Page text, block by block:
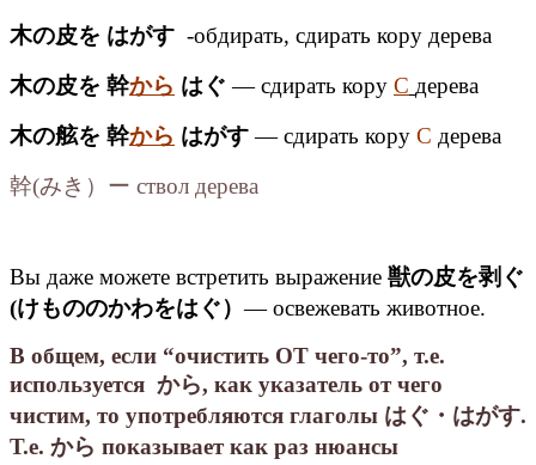
木の皮を はがす -обдирать, сдирать кору дерева
木の皮を 幹から はぐ— сдирать кору С дерева
木の舷を 幹から はがす— сдирать кору С дерева
幹(みき）ー ствол дерева
Вы даже можете встретить выражение 獣の皮を剥ぐ
(けもののかわをはぐ）— освежевать животное.
В общем, если “очистить ОТ чего-то”, т.е.
используется から, как указатель от чего
чистим, то употребляются глаголы はぐ・はがす.
Т.е. から показывает как раз нюансы